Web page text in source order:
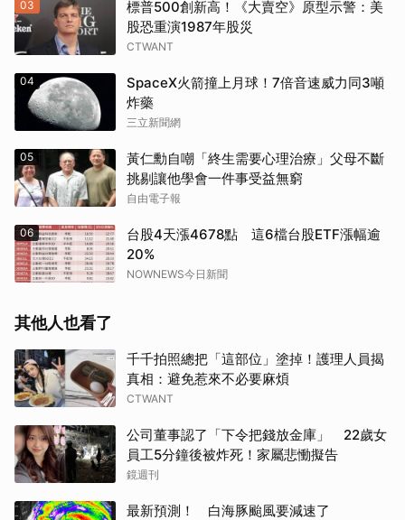
03
標普500創新高！《大賣空》原型示警：美
股恐重演1987年股災
CTWANT
04
SpaceX火箭撞上月球！7倍音速威力同3噸
炸藥
三立新聞網
05
黃仁勳自嘲「終生需要心理治療」父母不斷
挑剔讓他學會一件事受益無窮
自由電子報
06
台股4天漲4678點 這6檔台股ETF漲幅逾
20%
NOWNEWS今日新聞
其他人也看了
千千拍照總把「這部位」塗掉！護理人員揭
真相：避免惹來不必要麻煩
CTWANT
公司董事認了「下令把錢放金庫」 22歲女
員工5分鐘後被炸死！家屬悲慟擬告
鏡週刊
最新預測！ 白海豚颱風要減速了